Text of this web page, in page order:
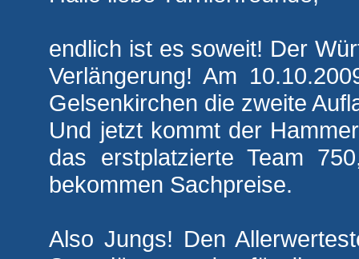
endlich ist es soweit! Der
Verlängerung! Am
Gelsenkirchen die zweite
Und jetzt kommt der
das erstplatzierte Team
bekommen Sachpreise.
Also Jungs! Den